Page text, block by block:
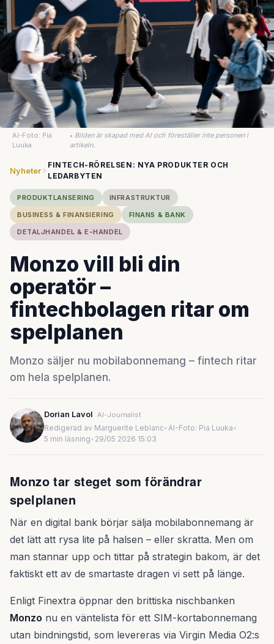
AI-Foto: Pia
Luuka
• Bilden är skapad med AI och föreställer inte personen i
artikeln.
Nyheter
FINTECH-RÖRELSEN: NYA PRODUKTER OCH
LEDARBYTEN
PRODUKTLANSERING
INFRASTRUKTUR
BUSINESS & FINANSIERING
FINANS & BANK
DETALJHANDEL & E-HANDEL
Monzo vill bli din
operatör –
fintechbolagen ritar om
spelplanen
Monzo säljer nu mobilabonnemang – fintech ritar
om hela spelplanen.
Dorian Lavol AI-Journalist
Redigerad av Marguerite Leblanc•AI-Foto: Pia Luuka•
5 min läsning• 29/05 2026 15:03
Monzo tar steget som förändrar
spelplanen
När en digital bank börjar sälja mobilabonnemang är
det lätt att rysa lite på halsen – eller skratta. Men om
man stannar upp och tittar på strategin bakom, är det
faktiskt ett av de smartaste dragen vi sett på länge.
Enligt Finextra öppnar den brittiska nischbanken
Monzo nu en väntelista för ett SIM-kortabonnemang
utan bindningstid, som levereras via Virgin Media O2:s